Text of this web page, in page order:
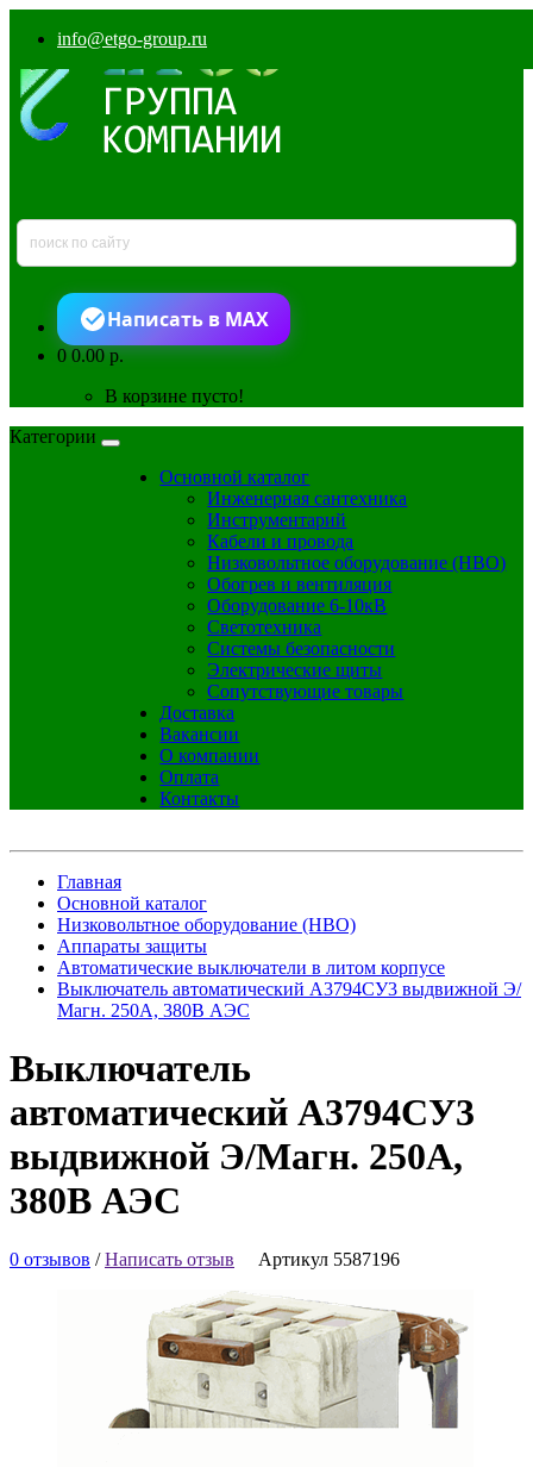
info@etgo-group.ru
Написать в MAX
00.00 р.
В корзине пусто!
Категории
Основной каталог
Инженерная сантехника
Инструментарий
Кабели и провода
Низковольтное оборудование (НВО)
Обогрев и вентиляция
Оборудование 6-10кВ
Светотехника
Системы безопасности
Электрические щиты
Сопутствующие товары
Доставка
Вакансии
О компании
Оплата
Контакты
Главная
Основной каталог
Низковольтное оборудование (НВО)
Аппараты защиты
Автоматические выключатели в литом корпусе
Выключатель автоматический А3794СУ3 выдвижной Э/
Магн. 250А, 380В АЭС
Выключатель
автоматический А3794СУ3
выдвижной Э/Магн. 250А,
380В АЭС
0 отзывов /Написать отзыв Артикул 5587196